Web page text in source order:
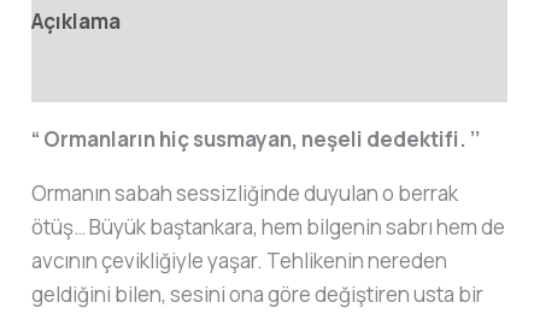
Açıklama
“ Ormanların hiç susmayan, neşeli dedektifi. ’’
Ormanın sabah sessizliğinde duyulan o berrak
ötüş… Büyük baştankara, hem bilgenin sabrı hem de
avcının çevikliğiyle yaşar. Tehlikenin nereden
geldiğini bilen, sesini ona göre değiştiren usta bir